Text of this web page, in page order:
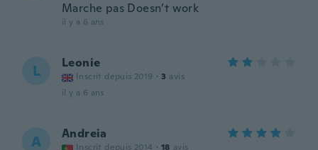
Marche pas Doesn’t work
il y a 6 ans
L Leonie
Inscrit depuis 2019 · 3 avis
il y a 6 ans
A Andreia
Inscrit depuis 2014 · 18 avis